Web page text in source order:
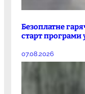
Безоплатне
старт програми
07.08.2026